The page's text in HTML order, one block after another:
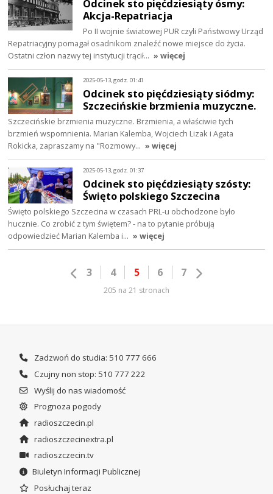
Odcinek sto pięćdziesiąty ósmy:
Akcja-Repatriacja
Po II wojnie światowej PUR czyli Państwowy Urząd
Repatriacyjny pomagał osadnikom znaleźć nowe miejsce do życia.
Ostatni człon nazwy tej instytucji trącił… » więcej
2025-05-13, godz. 01:41
Odcinek sto pięćdziesiąty siódmy:
Szczecińskie brzmienia muzyczne.
Szczecińskie brzmienia muzyczne. Brzmienia, a właściwie tych
brzmień wspomnienia. Marian Kalemba, Wojciech Lizak i Agata
Rokicka, zapraszamy na "Rozmowy… » więcej
2025-05-13, godz. 01:37
Odcinek sto pięćdziesiąty szósty:
Święto polskiego Szczecina
Święto polskiego Szczecina w czasach PRL-u obchodzone było
hucznie. Co zrobić z tym świętem? - na to pytanie próbują
odpowiedzieć Marian Kalemba i… » więcej
3 4 5 6 7
205 na 21 stronach
Zadzwoń do studia: 510 777 666
Czujny non stop: 510 777 222
Wyślij do nas wiadomość
Prognoza pogody
radioszczecin.pl
radioszczecinextra.pl
radioszczecin.tv
Biuletyn Informacji Publicznej
Posłuchaj teraz